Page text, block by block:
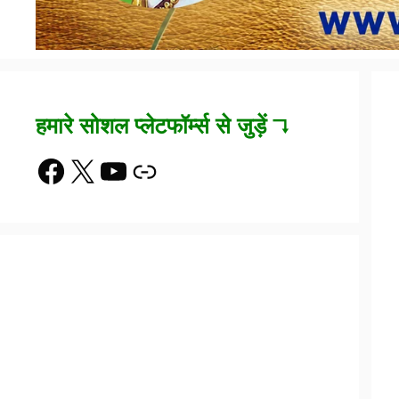
हमारे सोशल प्लेटफॉर्म्स से जुड़ें ↴
Facebook
X YouTube
Link